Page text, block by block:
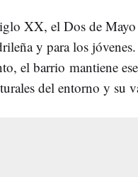
XX, el Dos de
y para los
el barrio mantiene
del entorno y su